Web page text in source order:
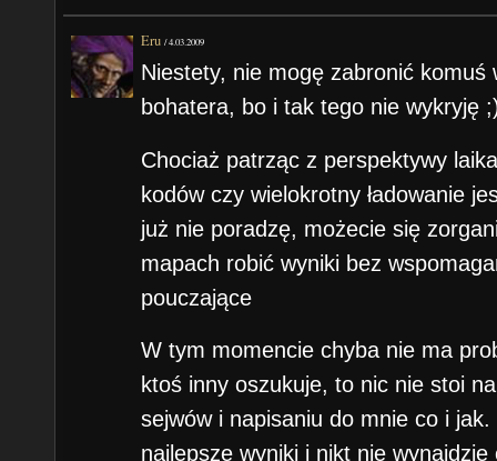
Eru /4.03.2009
Niestety, nie mogę zabronić komuś
bohatera, bo i tak tego nie wykryję
Chociaż patrząc z perspektywy
kodów czy wielokrotny ładowanie
już nie poradzę, możecie się
mapach robić wyniki bez
pouczające
W tym momencie chyba nie ma
ktoś inny oszukuje, to nic nie stoi
sejwów i napisaniu do mnie co i
najlepsze wyniki i nikt nie